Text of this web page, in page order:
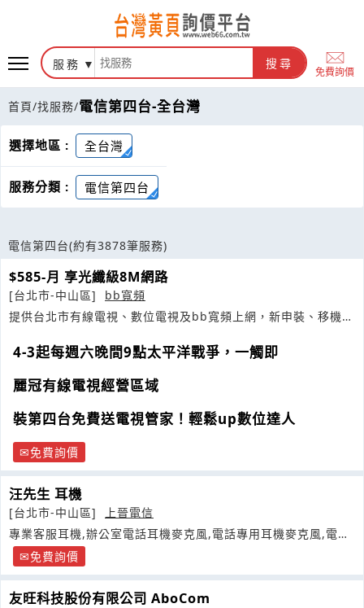
服務 搜尋
免費詢價
首頁/找服務/電信第四台-全台灣
選擇地區 : 全台灣
服務分類 : 電信第四台
電信第四台(約有3878筆服務)
$585-月 享光纖級8M網路
[台北市-中山區]
bb寬頻
提供台北市有線電視、數位電視及bb寬頻上網，新申裝、移機四
4-3起每週六晚間9點太平洋戰爭，一觸即
麗冠有線電視經營區域
裝第四台免費送電視管家！輕鬆up數位達人
免費詢價
汪先生 耳機
[台北市-中山區]
上晉電信
專業客服耳機,辦公室電話耳機麥克風,電話專用耳機麥克風,電話
耳機推薦
免費詢價
友旺科技股份有限公司 AboCom